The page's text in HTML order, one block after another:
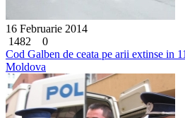
16 Februarie 2014
1482
0
Cod Galben de ceata pe arii extinse in
Moldova